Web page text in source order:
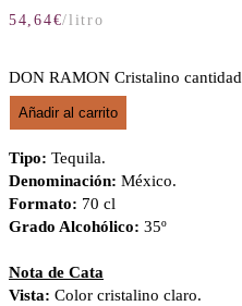
54,64€/litro
DON RAMON Cristalino cantidad
Añadir al carrito
Tipo: Tequila.
Denominación: México.
Formato: 70 cl
Grado Alcohólico: 35º
Nota de Cata
Vista: Color cristalino claro.